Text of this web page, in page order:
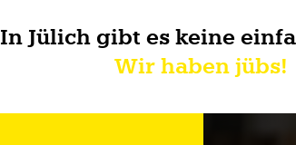
In Jülich gibt es keine
Wir haben jübs!